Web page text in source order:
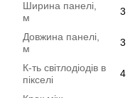
Ширина панелі,
м
3
Довжина панелі,
м
3
К-ть світлодіодів в
пікселі
4